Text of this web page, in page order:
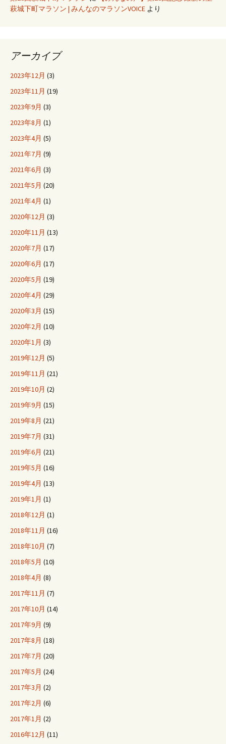
萩城下町マラソン | みんなのマラソンVOICE より
アーカイブ
2023年12月 (3)
2023年11月 (19)
2023年9月 (3)
2023年8月 (1)
2023年4月 (5)
2021年7月 (9)
2021年6月 (3)
2021年5月 (20)
2021年4月 (1)
2020年12月 (3)
2020年11月 (13)
2020年7月 (17)
2020年6月 (17)
2020年5月 (19)
2020年4月 (29)
2020年3月 (15)
2020年2月 (10)
2020年1月 (3)
2019年12月 (5)
2019年11月 (21)
2019年10月 (2)
2019年9月 (15)
2019年8月 (21)
2019年7月 (31)
2019年6月 (21)
2019年5月 (16)
2019年4月 (13)
2019年1月 (1)
2018年12月 (1)
2018年11月 (16)
2018年10月 (7)
2018年5月 (10)
2018年4月 (8)
2017年11月 (7)
2017年10月 (14)
2017年9月 (9)
2017年8月 (18)
2017年7月 (20)
2017年5月 (24)
2017年3月 (2)
2017年2月 (6)
2017年1月 (2)
2016年12月 (11)